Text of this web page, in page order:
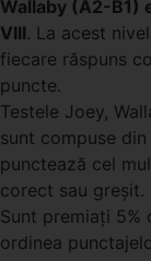
Wallaby (A2-B1)
VIII. La acest
fiecare răspuns
puncte.
Testele Joey,
sunt compuse
punctează cel
corect sau greşit.
Sunt premiați 5%
ordinea